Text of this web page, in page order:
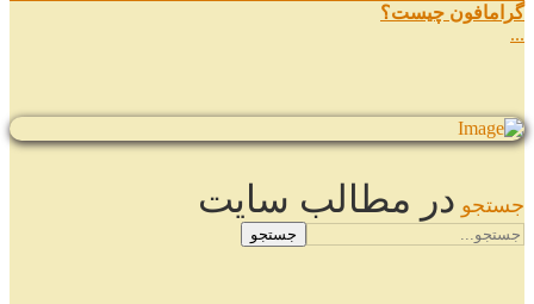
گرامافون چیست؟
...
جستجو در مطالب سایت
جستجو